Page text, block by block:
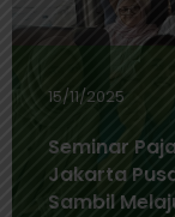
15/11/2025
Seminar
Jakarta
Sambil